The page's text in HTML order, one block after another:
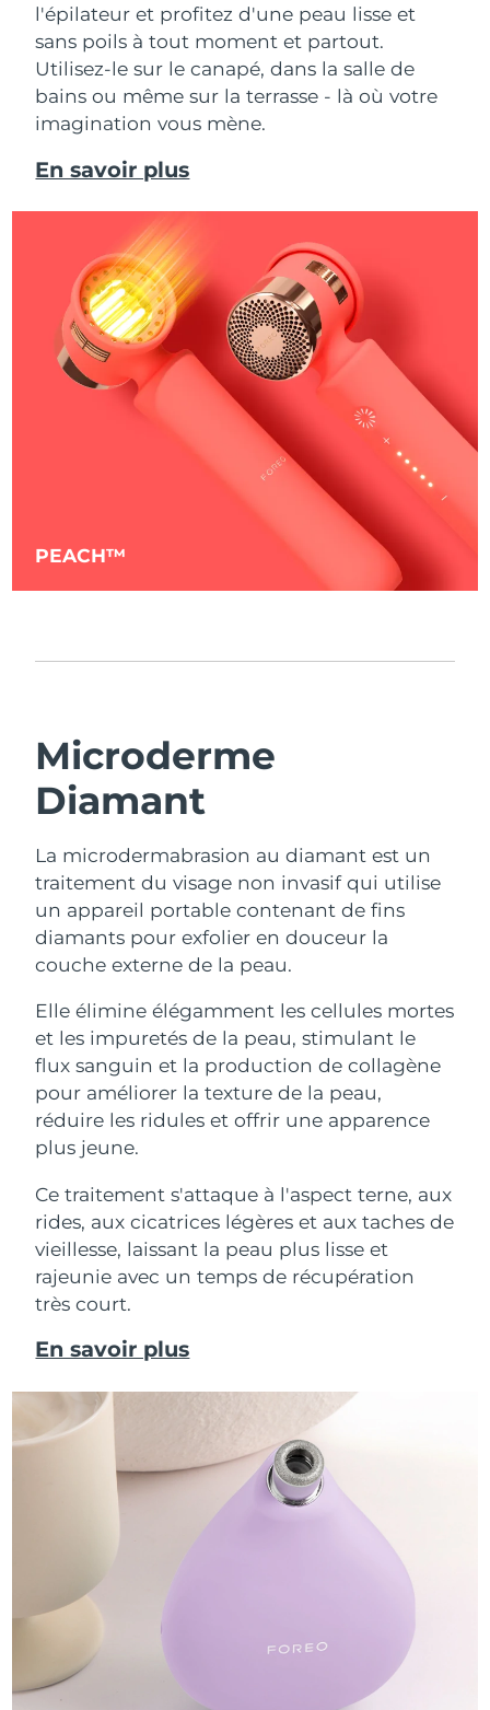
l'épilateur et profitez d'une peau lisse et
sans poils à tout moment et partout.
Utilisez-le sur le canapé, dans la salle de
bains ou même sur la terrasse - là où votre
imagination vous mène.
En savoir plus
PEACH™
Microderme
Diamant
La microdermabrasion au diamant est un
traitement du visage non invasif qui utilise
un appareil portable contenant de fins
diamants pour exfolier en douceur la
couche externe de la peau.
Elle élimine élégamment les cellules mortes
et les impuretés de la peau, stimulant le
flux sanguin et la production de collagène
pour améliorer la texture de la peau,
réduire les ridules et offrir une apparence
plus jeune.
Ce traitement s'attaque à l'aspect terne, aux
rides, aux cicatrices légères et aux taches de
vieillesse, laissant la peau plus lisse et
rajeunie avec un temps de récupération
très court.
En savoir plus